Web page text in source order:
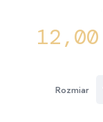
12,00
Rozmiar